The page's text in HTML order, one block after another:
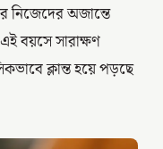
নিজেদের অজান্তে
বয়সে সারাক্ষণ
ক্লান্ত হয়ে পড়ছে